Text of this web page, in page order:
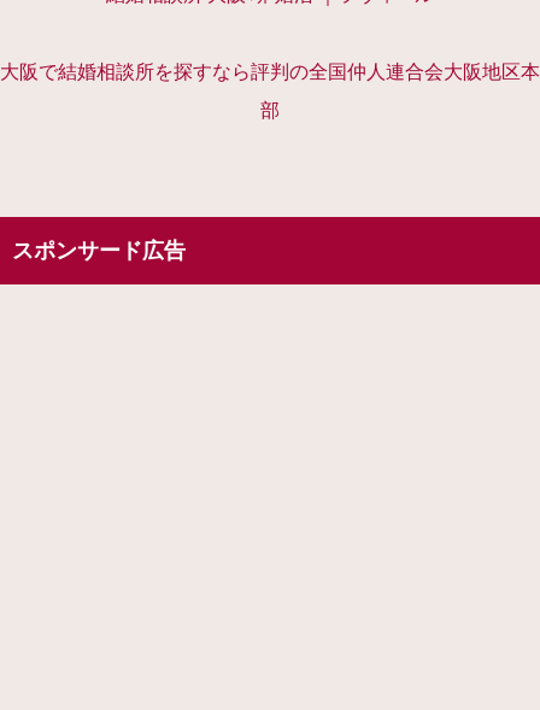
大阪で結婚相談所を探すなら評判の全国仲人連合会大阪地区本
部
スポンサード広告